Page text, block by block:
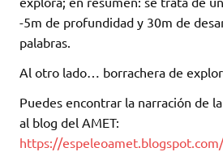
-5m de profundidad y 30m de
palabras.
Al otro lado… borrachera de
Puedes encontrar la narración de
al blog del AMET:
https://